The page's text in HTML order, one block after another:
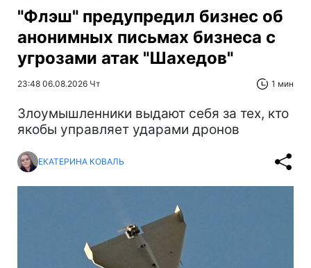
"Флэш" предупредил бизнес об
анонимных письмах бизнеса с
угрозами атак "Шахедов"
23:48 06.08.2026 Чт 1 мин
Злоумышленники выдают себя за тех, кто
якобы управляет ударами дронов
ЕКАТЕРИНА КОВАЛЬ